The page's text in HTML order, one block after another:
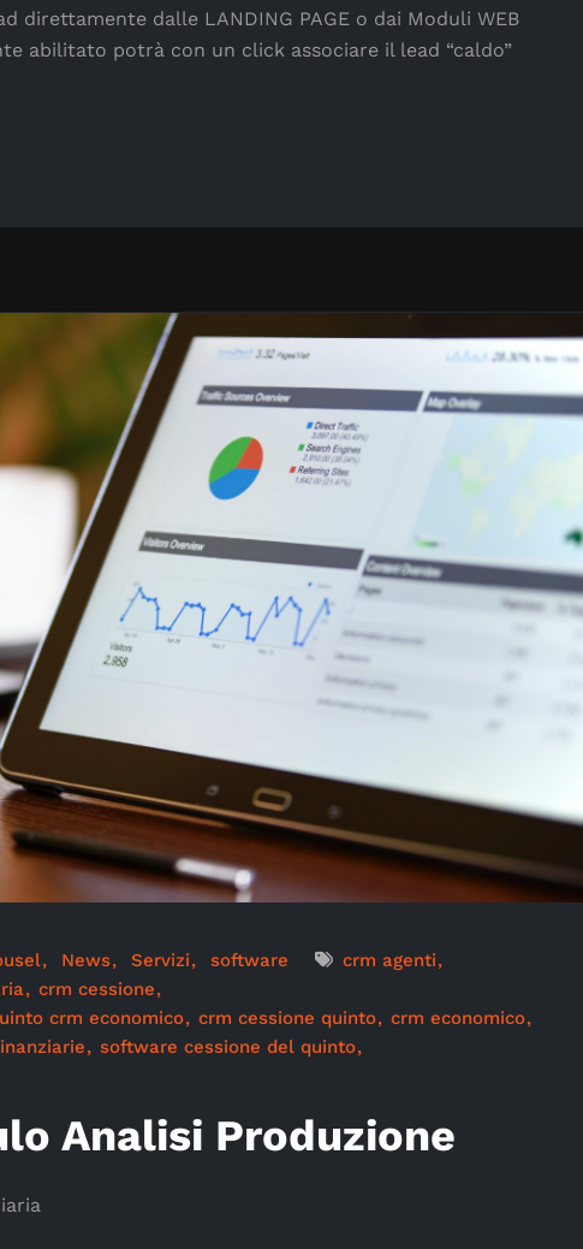
direttamente dalle LANDING PAGE o dai Moduli WEB
abilitato potrà con un click associare il lead “caldo”
News Servizi software
crm agenti
crm cessione
crm economico
crm cessione quinto
crm economico
software cessione del quinto
Analisi Produzione